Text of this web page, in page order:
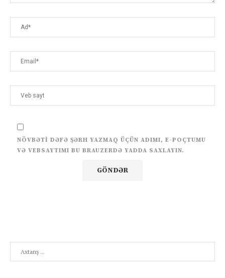
NÖVBƏTI DƏFƏ ŞƏRH YAZMAQ ÜÇÜN ADIMI, E-POÇTUMU
VƏ VEBSAYTIMI BU BRAUZERDƏ YADDA SAXLAYIN.